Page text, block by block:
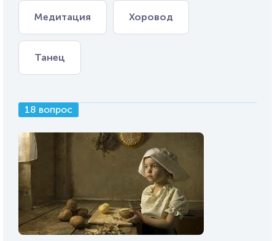
Медитация Хоровод
Танец
18 вопрос